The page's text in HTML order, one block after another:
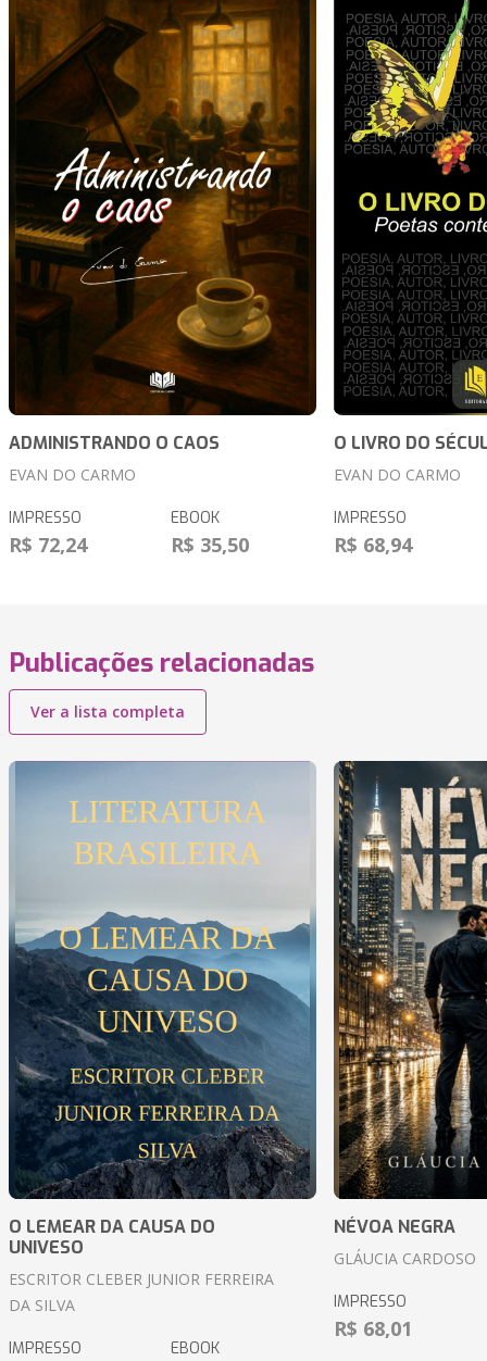
ADMINISTRANDO O CAOS
EVAN DO CARMO
IMPRESSO
R$ 72,24
EBOOK
R$ 35,50
O LIVRO DO
EVAN DO CARMO
IMPRESSO
R$ 68,94
Publicações relacionadas
Ver a lista completa
O LEMEAR DA CAUSA DO
UNIVESO
ESCRITOR CLEBER JUNIOR FERREIRA
DA SILVA
IMPRESSO EBOOK
NÉVOA NEGRA
GLÁUCIA CARDOSO
IMPRESSO
R$ 68,01